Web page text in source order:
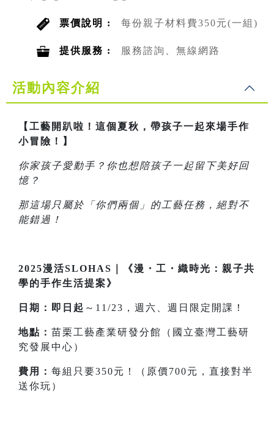
票價說明 : 每份親子材料費350元(一組)
提供服務 : 服務諮詢、無線網路
活動內容介紹
【工藝開趴啦！這個夏秋，帶孩子一起來場手作
小冒險！】
你家孩子愛動手？你也想陪孩子一起留下美好回
憶？
那這場只屬於「你們兩個」的工藝任務，絕對不
能錯過！
2025漫活SLOHAS｜《漫・工・織時光：親子共
學的手作生活提案》
日期：即日起 ～11/23，週六、週日限定開課！
地點： 苗栗工藝產業研發分館（國立臺灣工藝研
究發展中心）
費用： 每組只要350元！（原價700元，直接對半
送你玩）